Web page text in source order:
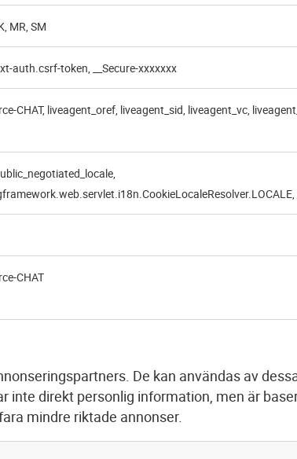
MR, SM
auth.csrf-token, __Secure-xxxxxxx
CHAT, liveagent_oref, liveagent_sid, liveagent_vc,
CHAT
De kan användas av
inte direkt personlig information, men är
mindre riktade annonser.